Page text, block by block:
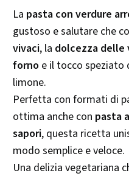
La pasta con verdure
gustoso e salutare che
vivaci, la dolcezza delle
forno e il tocco speziato
limone.
Perfetta con formati di
ottima anche con pasta
sapori, questa ricetta
modo semplice e veloce.
Una delizia vegetariana